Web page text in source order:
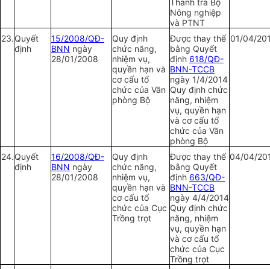
Thanh tra Bộ
Nông nghiệp
và PTNT
23.Quyết
định
15/2008/QĐ-
BNN ngày
28/01/2008
Quy định
chức năng,
nhiệm vụ,
quyền hạn và
cơ cấu tổ
chức của Văn
phòng Bộ
Được thay thế
bằng Quyết
định 618/QĐ-
BNN-TCCB
ngày 1/4/2014
Quy định chức
năng, nhiệm
vụ, quyền hạn
và cơ cấu tổ
chức của Văn
phòng Bộ
01/04/
24.Quyết
định
16/2008/QĐ-
BNN ngày
28/01/2008
Quy định
chức năng,
nhiệm vụ,
quyền hạn và
cơ cấu tổ
chức của Cục
Trồng trọt
Được thay thế
bằng Quyết
định 663/QĐ-
BNN-TCCB
ngày 4/4/2014
Quy định chức
năng, nhiệm
vụ, quyền hạn
và cơ cấu tổ
chức của Cục
Trồng trọt
04/04/